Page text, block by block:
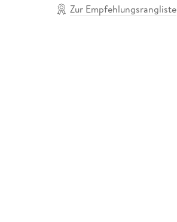
Zur Empfehlungsrangliste